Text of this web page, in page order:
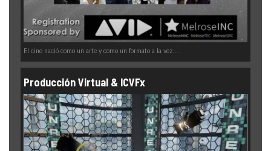
El cine nació como un arte y como un formato a la vez....
Producción Virtual & ICVFx